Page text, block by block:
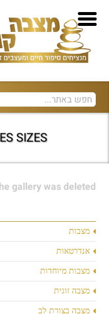
SIZES<
מצבות
אנדרטאות
מצבות מיוחדות
מצבה זוגית
מצבה בצורת לב
gallery was deleted.